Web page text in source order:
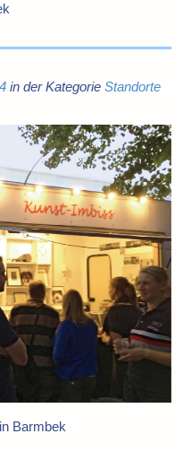
in der KategorieStandorte
Barmbek